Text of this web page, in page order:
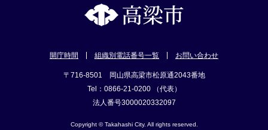
開庁時間 組織別電話番号一覧 お問い合わせ
〒716-8501 岡山県高梁市松原通2043番地
Tel：0866-21-0200 （代表）
法人番号3000020332097
Copyright © Takahashi City. All rights reserved.